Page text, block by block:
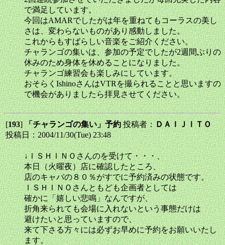
で満足しています。
今回はAMARでしたがは年を重ねてもコーラスの美し
さは、変わらないものがあり感動しました。
これからもすばらしい音楽をご紹介ください。
チャランゴの集いは、参加の予定でしたが2週間ぶりの
休みのため身体を休めることになりました。
チャランゴ練習会も楽しみにしています。
おそらくIshinoさんはVTRを撮られることと思いますの
で機会がありましたら拝見させてください。
[193]「チャランゴの集い」予約投稿者：ＤＡＩＪＩＴＯ
投稿日：2004/11/30(Tue) 23:48
↓ＩＳＨＩＮＯさんのを受けて・・・、
本日（火曜夜）店に確認したところ、
店のキャパの８０％がすでに予約済みの状態です。
ＩＳＨＩＮＯさんともども企画者としては
確かに「嬉しい悲鳴」なんですが、
折角来られても会場に入れないという事態だけは
避けたいと思っていますので、
来て下さる方々には必ずお早めに予約をお願いいたし
ます。